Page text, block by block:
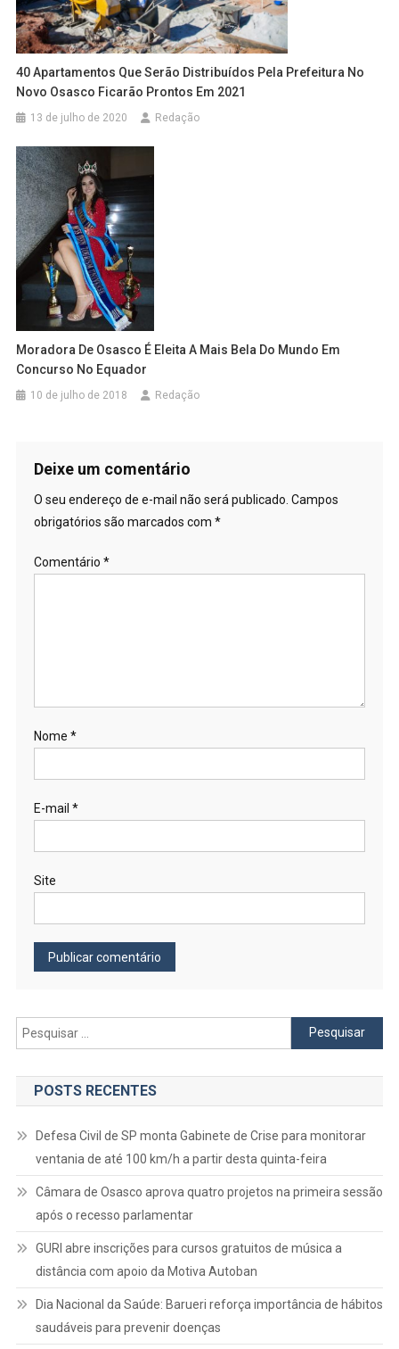
40 Apartamentos Que Serão Distribuídos Pela Prefeitura No
Novo Osasco Ficarão Prontos Em 2021
13 de julho de 2020 Redação
Moradora De Osasco É Eleita A Mais Bela Do Mundo Em
Concurso No Equador
10 de julho de 2018 Redação
Deixe um comentário
O seu endereço de e-mail não será publicado. Campos
obrigatórios são marcados com *
Comentário *
Nome *
E-mail *
Site
Pesquisar
por:
POSTS RECENTES
Defesa Civil de SP monta Gabinete de Crise para monitorar
ventania de até 100 km/h a partir desta quinta-feira
Câmara de Osasco aprova quatro projetos na primeira sessão
após o recesso parlamentar
GURI abre inscrições para cursos gratuitos de música a
distância com apoio da Motiva Autoban
Dia Nacional da Saúde: Barueri reforça importância de hábitos
saudáveis para prevenir doenças